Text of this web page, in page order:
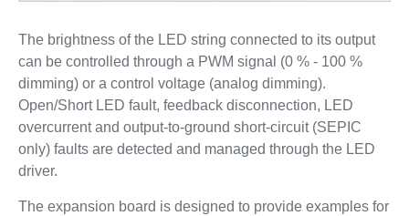
The brightness of the LED string connected to its output
can be controlled through a PWM signal (0 % - 100 %
dimming) or a control voltage (analog dimming).
Open/Short LED fault, feedback disconnection, LED
overcurrent and output-to-ground short-circuit (SEPIC
only) faults are detected and managed through the LED
driver.
The expansion board is designed to provide examples for